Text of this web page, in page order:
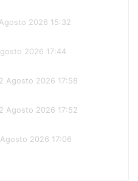
2026 15:32
2026 17:44
Agosto 2026 17:58
Agosto 2026 17:52
2026 17:06